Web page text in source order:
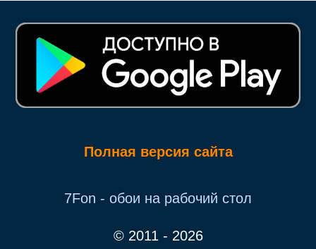
Полная версия сайта
7Fon - обои на рабочий стол
© 2011 - 2026